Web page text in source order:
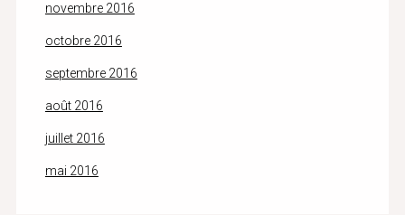
novembre 2016
octobre 2016
septembre 2016
août 2016
juillet 2016
mai 2016